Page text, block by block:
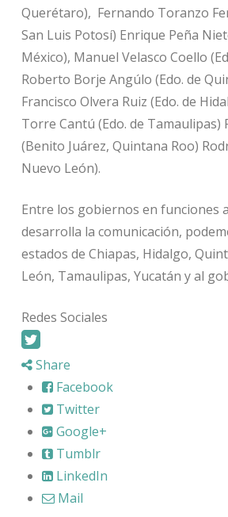
Querétaro), Fernando Toranzo
San Luis Potosí) Enrique Peña
México), Manuel Velasco Coello
Roberto Borje Angúlo (Edo. de
Francisco Olvera Ruiz (Edo. de
Torre Cantú (Edo. de Tamaulipas)
(Benito Juárez, Quintana Roo)
Nuevo León).
Entre los gobiernos en funciones
desarrolla la comunicación,
estados de Chiapas, Hidalgo,
León, Tamaulipas, Yucatán y al
Redes Sociales
Share
Facebook
Twitter
Google+
Tumblr
LinkedIn
Mail